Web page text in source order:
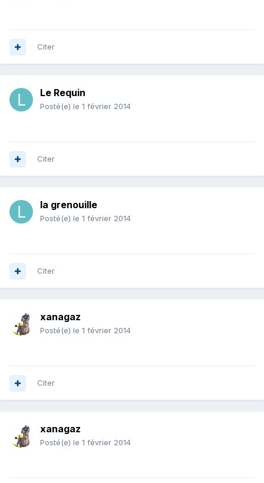
Citer
Le Requin
Posté(e) le 1 février 2014
Citer
la grenouille
Posté(e) le 1 février 2014
Citer
xanagaz
Posté(e) le 1 février 2014
Citer
xanagaz
Posté(e) le 1 février 2014